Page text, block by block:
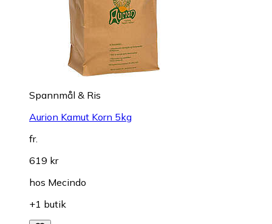
Spannmål & Ris
Aurion Kamut Korn 5kg
fr.
619 kr
hos Mecindo
+1 butik